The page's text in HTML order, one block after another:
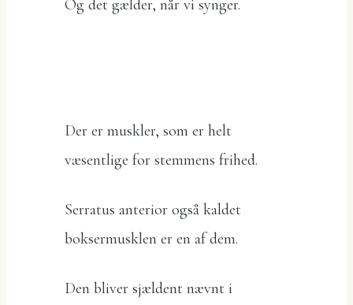
Og det gælder, når vi synger.
Der er muskler, som er helt
væsentlige for stemmens frihed.
Serratus anterior også kaldet
boksermusklen er en af dem.
Den bliver sjældent nævnt i